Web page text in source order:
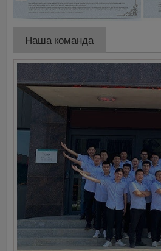
Наша команда